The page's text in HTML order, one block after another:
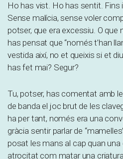
Ho has vist. Ho has sentit. Fins
Sense malícia, sense voler
potser, que era excessiu. O que
has pensat que “només t’han
vestida així, no et queixis si et
has fet mai? Segur?
Tu, potser, has comentat amb
de banda el joc brut de les
ha per tant, només era una
gràcia sentir parlar de
posat les mans al cap quan
atrocitat com matar una